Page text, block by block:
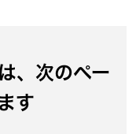
、次のペー
す